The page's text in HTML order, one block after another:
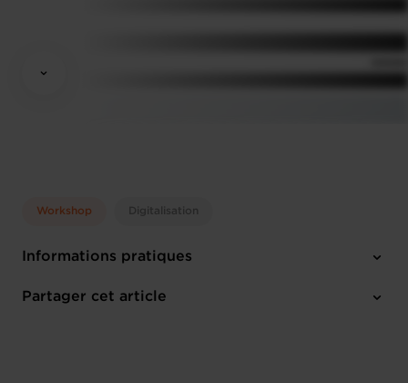
Workshop Digitalisation
Informations pratiques
Mercredi 8 Mar 2023
12:00 - 14:00
Partager cet article